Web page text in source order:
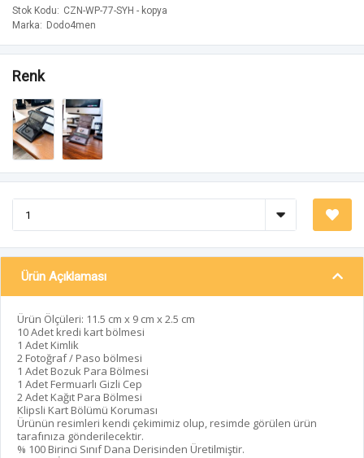
Stok Kodu
CZN-WP-77-SYH - kopya
Marka
Dodo4men
Renk
Ürün Açıklaması
Ürün Ölçüleri: 11.5 cm x 9 cm x 2.5 cm
10 Adet kredi kart bölmesi
1 Adet Kimlik
2 Fotoğraf / Paso bölmesi
1 Adet Bozuk Para Bölmesi
1 Adet Fermuarlı Gizli Cep
2 Adet Kağıt Para Bölmesi
Klipsli Kart Bölümü Koruması
Ürünün resimleri kendi çekimimiz olup, resimde görülen ürün
tarafınıza gönderilecektir.
% 100 Birinci Sınıf Dana Derisinden Üretilmiştir.